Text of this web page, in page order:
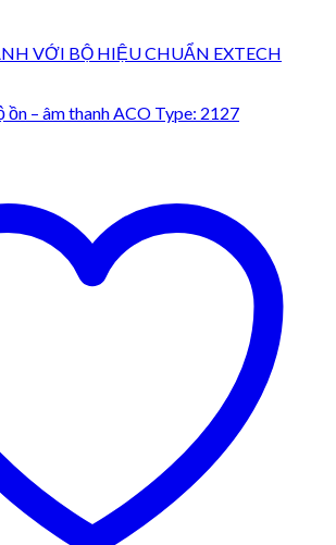
VỚI BỘ HIỆU CHUẨN EXTECH